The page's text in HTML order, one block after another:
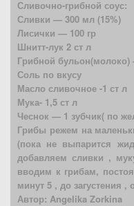
Сливочно-грибной соус:
Сливки — 300 мл (15%)
Лисички — 100 гр
Шнитт-лук 2 ст л
Грибной
Соль по вкусу
Масло сливочное -1 ст л
Мука- 1,5 ст л
Чеснок — 1 зубчик( по
Грибы режем на
(пока не выпарится
добавляем сливки ,
вводим к грибам,
минут 5 , до загустения
Автор: Angelika Zorkina